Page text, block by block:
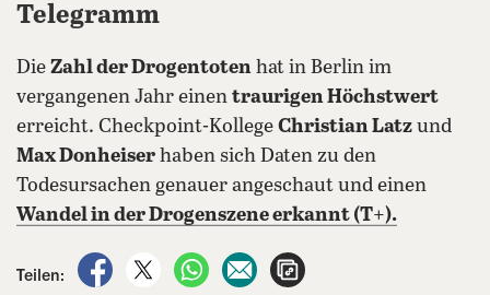
Telegramm
Die Zahl der Drogentoten hat in Berlin im
vergangenen Jahr einen traurigen Höchstwert
erreicht. Checkpoint-Kollege Christian Latz und
Max Donheiser haben sich Daten zu den
Todesursachen genauer angeschaut und einen
Wandel in der Drogenszene erkannt (T+).
Teilen:
auf Facebook teilen
auf X teilenper WhatsApp teilen
per E-Mail teilen